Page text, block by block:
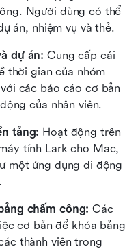
Người dùng có thể
án, nhiệm vụ và thẻ.
dự án: Cung cấp cái
thời gian của nhóm
các báo cáo cơ bản
của nhân viên.
tảng: Hoạt động trên
tính Lark cho Mac,
một ứng dụng di động
chấm công: Các
cơ bản để khóa bảng
thành viên trong